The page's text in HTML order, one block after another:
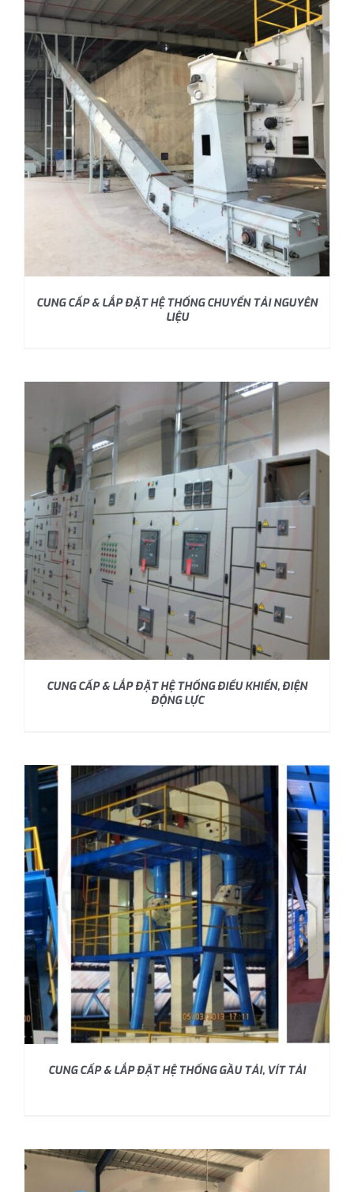
CUNG CẤP & LẮP ĐẶT HỆ THỐNG CHUYỂN TẢI NGUYÊN
LIỆU
CUNG CẤP & LẮP ĐẶT HỆ THỐNG ĐIỂU KHIỂN, ĐIỆN
ĐỘNG LỰC
CUNG CẤP & LẮP ĐẶT HỆ THỐNG GẦU TẢI, VÍT TẢI